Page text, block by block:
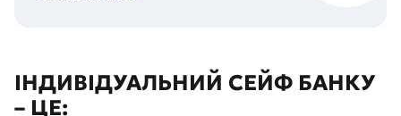
ІНДИВІДУАЛЬНИЙ СЕЙФ БАНКУ
– ЦЕ: